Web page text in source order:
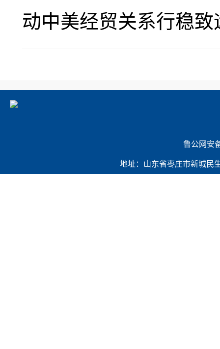
动中美经贸关系行稳
地址：山东省枣庄市新城民